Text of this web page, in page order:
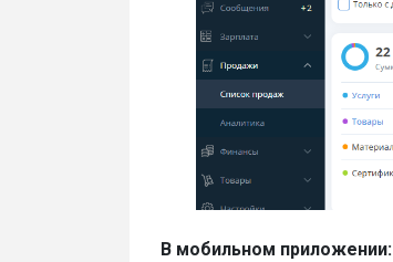
В мобильном приложении: